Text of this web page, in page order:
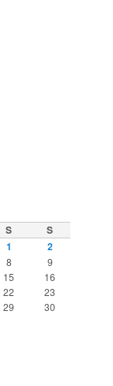
S
S
1
2
8
9
15
16
22
23
29
30